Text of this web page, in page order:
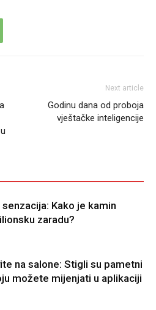
Next article
Godinu dana od proboja
vještačke inteligencije
Kako je kamin
zaradu?
na salone: Stigli su pametni
možete mijenjati u aplikaciji